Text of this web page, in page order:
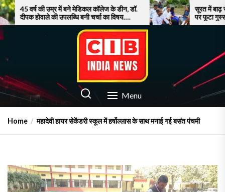
Skip
to
the
content
बने मेडिकल कॉलेज के डीन, डॉ.
बनी चर्चा का विषय….
सूरत में बाढ़ से बेहाल जनता, नाव पर
पर फूटा गुस्सा!
CIB INDIA NEWS
Latest News in Azamgarh Menu
Home महादेवी हायर सेकेंडरी स्कूल में हर्षोल्लास के साथ मनाई गई बसंत पंचमी